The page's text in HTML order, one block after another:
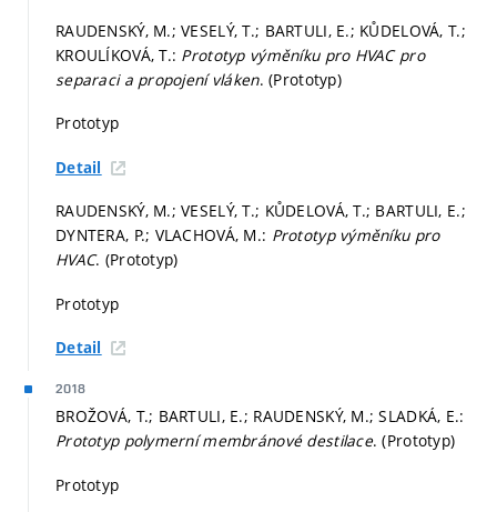
RAUDENSKÝ, M.; VESELÝ, T.; BARTULI, E.; KŮDELOVÁ, T.;
KROULÍKOVÁ, T.: Prototyp výměníku pro HVAC pro
separaci a propojení vláken. (Prototyp)
Prototyp
Detail
RAUDENSKÝ, M.; VESELÝ, T.; KŮDELOVÁ, T.; BARTULI, E.;
DYNTERA, P.; VLACHOVÁ, M.: Prototyp výměníku pro
HVAC. (Prototyp)
Prototyp
Detail
2018
BROŽOVÁ, T.; BARTULI, E.; RAUDENSKÝ, M.; SLADKÁ, E.:
Prototyp polymerní membránové destilace. (Prototyp)
Prototyp